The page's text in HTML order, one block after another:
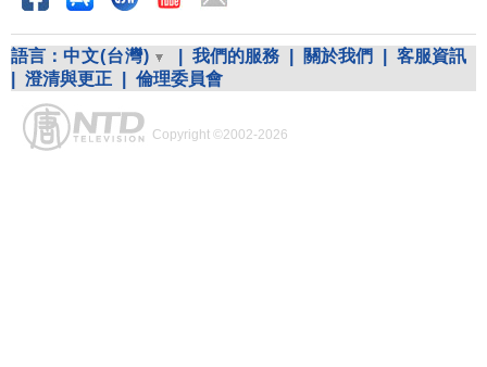
語言： 中文(台灣) 我們的服務 關於我們
客服資訊
澄清與更正 倫理委員會
Copyright ©2002-2026